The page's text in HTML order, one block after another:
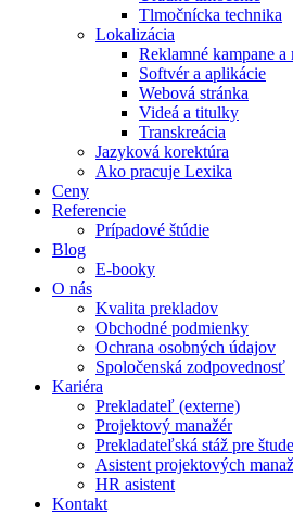
Tlmočnícka technika
Lokalizácia
Reklamné kampane
Softvér a aplikácie
Webová stránka
Videá a titulky
Transkreácia
Jazyková korektúra
Ako pracuje Lexika
Ceny
Referencie
Prípadové štúdie
Blog
E-booky
O nás
Kvalita prekladov
Obchodné podmienky
Ochrana osobných údajov
Spoločenská zodpovednosť
Kariéra
Prekladateľ (externe)
Projektový manažér
Prekladateľská stáž pre
Asistent projektových
HR asistent
Kontakt